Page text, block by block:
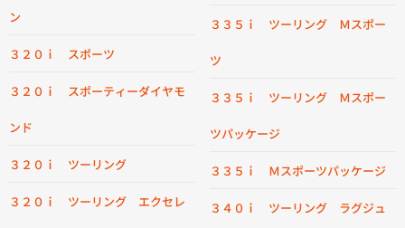
ン
３２０ｉ スポーツ
３２０ｉ スポーティーダイヤモ
ンド
３２０ｉ ツーリング
３２０ｉ ツーリング エクセレ
３３５ｉ ツーリング Ｍスポー
ツ
３３５ｉ ツーリング Ｍスポー
ツパッケージ
３３５ｉ Ｍスポーツパッケージ
３４０ｉ ツーリング ラグジュ